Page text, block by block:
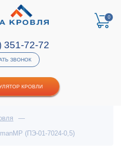
КРОВЛИ
0
351-72-72
ЗВОНОК
—
(ПЭ-01-7024-0,5)